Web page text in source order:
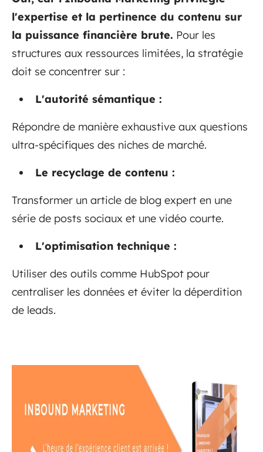
l'expertise et la pertinence du contenu sur
la puissance financière brute. Pour les
structures aux ressources limitées, la stratégie
doit se concentrer sur :
L'autorité sémantique :
Répondre de manière exhaustive aux questions
ultra-spécifiques des niches de marché.
Le recyclage de contenu :
Transformer un article de blog expert en une
série de posts sociaux et une vidéo courte.
L'optimisation technique :
Utiliser des outils comme HubSpot pour
centraliser les données et éviter la déperdition
de leads.